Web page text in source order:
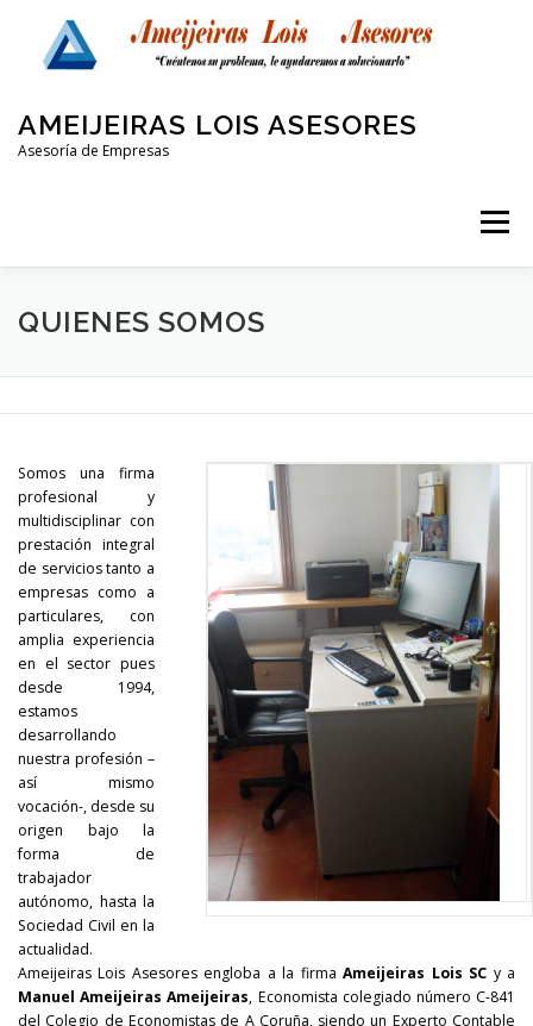
contenido
AMEIJEIRAS LOIS ASESORES
Asesoría de Empresas
Menú
QUIENES SOMOS LABORAL Y SEGURIDAD SOCIAL
OTRAS AREAS CONTACTO
QUIENES SOMOS
Somos una firma
profesional y
multidisciplinar con
prestación integral
de servicios tanto a
empresas como a
particulares, con
amplia experiencia
en el sector pues
desde 1994,
estamos
desarrollando
nuestra profesión –
así mismo
vocación-, desde su
origen bajo la
forma de
trabajador
autónomo, hasta la
Sociedad Civil en la
actualidad.
Ameijeiras Lois Asesores engloba a la firmaAmeijeiras Lois SC y a
Manuel Ameijeiras Ameijeiras, Economista colegiado número C-841
del Colegio de Economistas de A Coruña, siendo un Experto Contable